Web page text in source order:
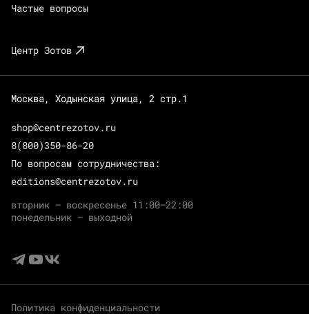
Частые вопросы
Центр Зотов
Москва, Ходынская улица, 2 стр.1
shop@centrezotov.ru
8(800)350-86-20
По вопросам сотрудничества:
editions@centrezotov.ru
вторник — воскресенье 11:00–22:00
понедельник — выходной
Политика конфиденциальности